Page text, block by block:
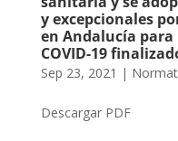
y excepcionales
en Andalucía
COVID-19
Sep 23, 2021 |
Descargar PDF